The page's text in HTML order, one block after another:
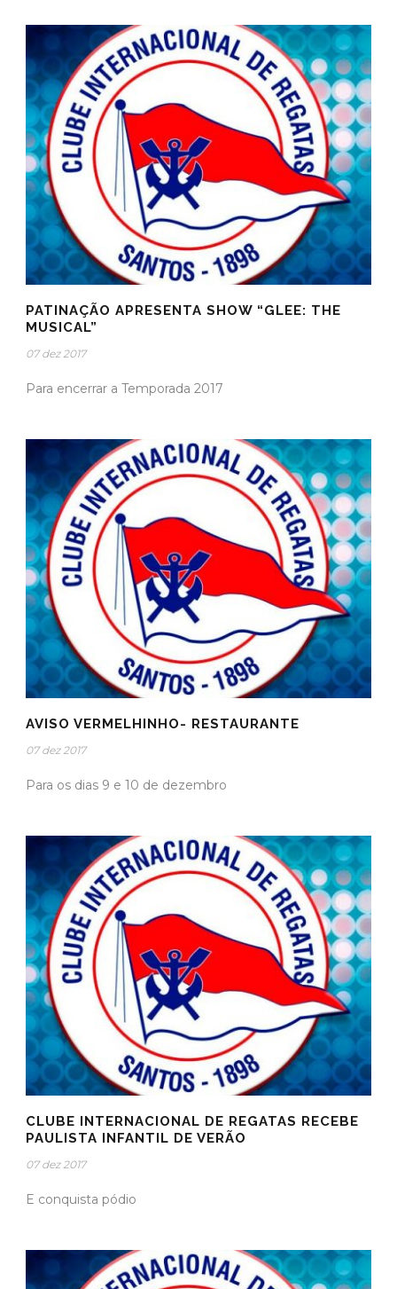
PATINAÇÃO APRESENTA SHOW “GLEE: THE
MUSICAL”
07 dez 2017
Para encerrar a Temporada 2017
AVISO VERMELHINHO- RESTAURANTE
07 dez 2017
Para os dias 9 e 10 de dezembro
CLUBE INTERNACIONAL DE REGATAS RECEBE
PAULISTA INFANTIL DE VERÃO
07 dez 2017
E conquista pódio